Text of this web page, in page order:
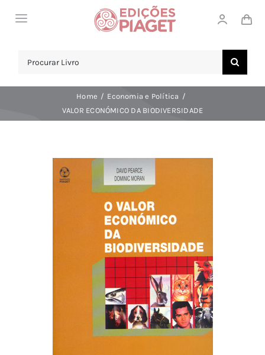
Toggle
COMPRAR!
Search
Home
Economia e Política
VALOR ECONÓMICO DA BIODIVERSIDADE